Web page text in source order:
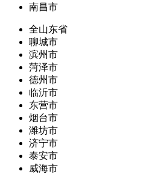
南昌市
全山东省
聊城市
滨州市
菏泽市
德州市
临沂市
东营市
烟台市
潍坊市
济宁市
泰安市
威海市